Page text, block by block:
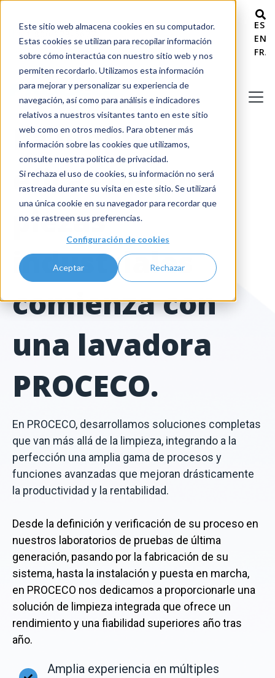
Este sitio web almacena cookies en su computador.
Estas cookies se utilizan para recopilar información
sobre cómo interactúa con nuestro sitio web y nos
permiten recordarlo. Utilizamos esta información
para mejorar y personalizar su experiencia de
navegación, así como para análisis e indicadores
relativos a nuestros visitantes tanto en este sitio
web como en otros medios. Para obtener más
información sobre las cookies que utilizamos,
consulte nuestra política de privacidad.
Si rechaza el uso de cookies, su información no será
rastreada durante su visita en este sitio. Se utilizará
una única cookie en su navegador para recordar que
no se rastreen sus preferencias.
Configuración de cookies
Aceptar Rechazar
La limpieza
eficaz de sus
piezas
industriales
comienza con
una lavadora
PROCECO.
En PROCECO, desarrollamos soluciones completas
que van más allá de la limpieza, integrando a la
perfección una amplia gama de procesos y
funciones avanzadas que mejoran drásticamente
la productividad y la rentabilidad.
Desde la definición y verificación de su proceso en
nuestros laboratorios de pruebas de última
generación, pasando por la fabricación de su
sistema, hasta la instalación y puesta en marcha,
en PROCECO nos dedicamos a proporcionarle una
solución de limpieza integrada que ofrece un
rendimiento y una fiabilidad superiores año tras
año.
Amplia experiencia en múltiples